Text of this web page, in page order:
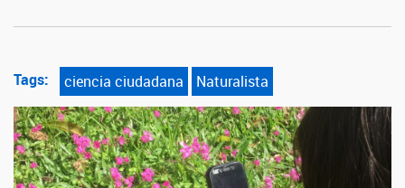
Tags: ciencia ciudadana Naturalista